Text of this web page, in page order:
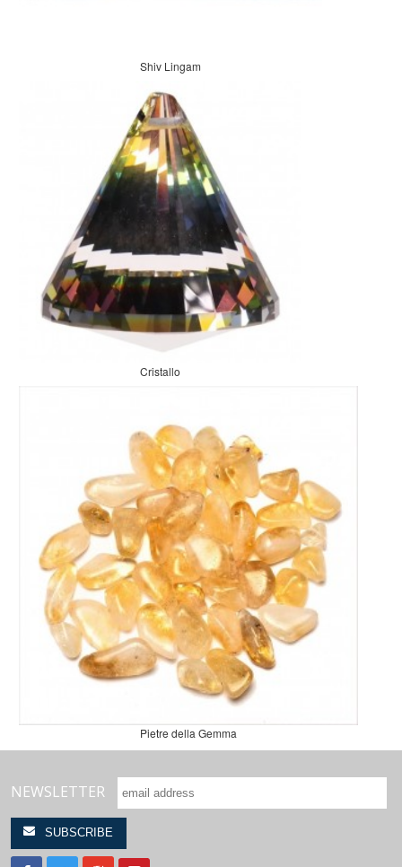
Shiv Lingam
Cristallo
Pietre della Gemma
NEWSLETTER